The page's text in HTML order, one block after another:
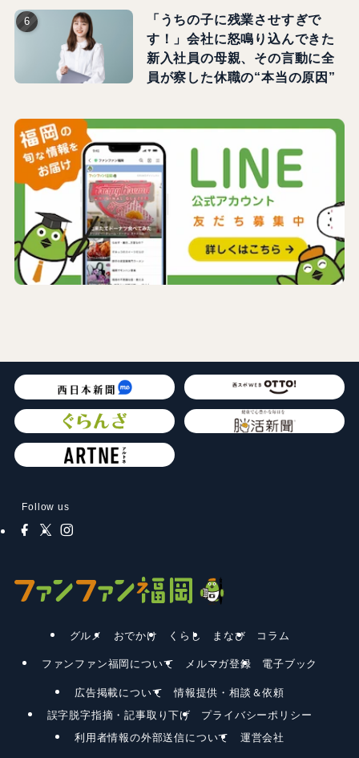
「うちの子に残業させすぎで
す！」会社に怒鳴り込んできた
新入社員の母親、その言動に全
員が察した休職の“本当の原因”
Follow us
グルメ おでかけ くらし まなび コラム
ファンファン福岡について メルマガ登録 電子ブック
広告掲載について
情報提供・相談＆依頼
誤字脱字指摘・記事取り下げ
プライバシーポリシー
利用者情報の外部送信について
運営会社